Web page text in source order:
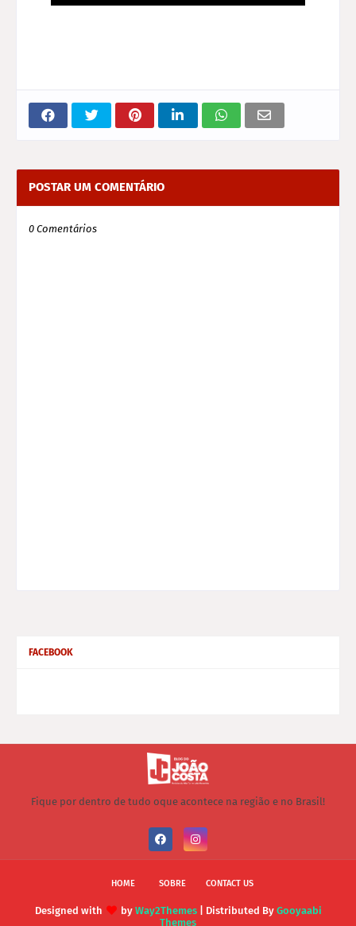
POSTAR UM COMENTÁRIO
0 Comentários
FACEBOOK
Fique por dentro de tudo oque acontece na região e no Brasil!
HOME SOBRE CONTACT US
Designed with by Way2Themes| Distributed By Gooyaabi
Themes